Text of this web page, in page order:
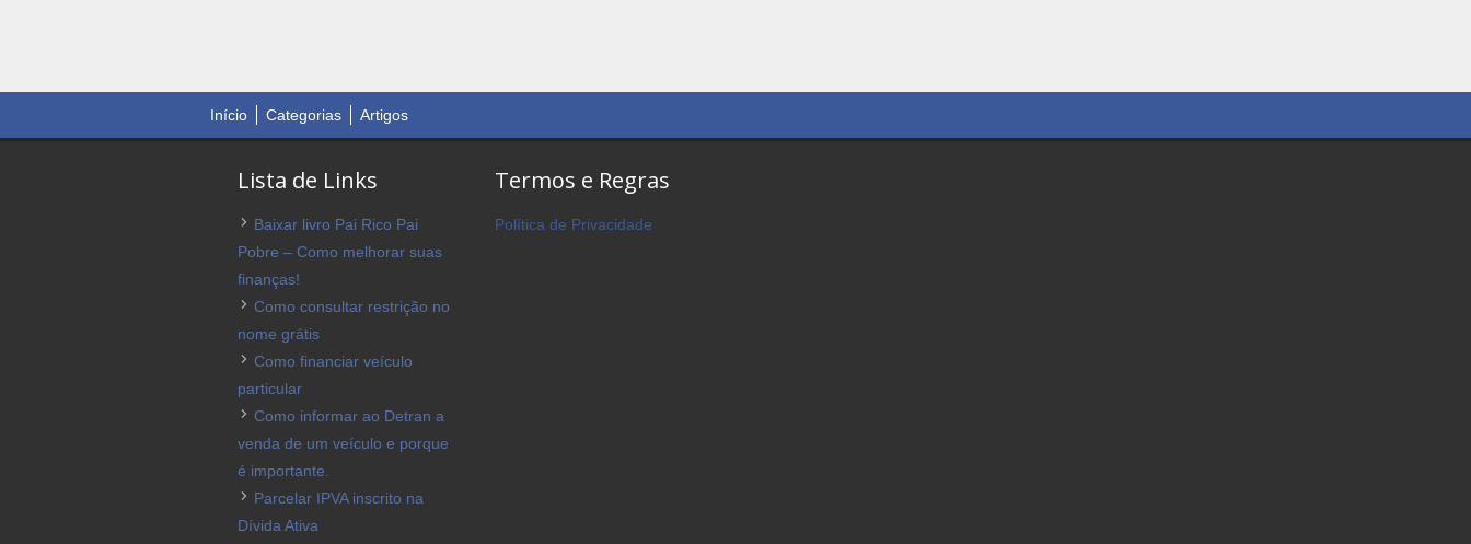
Início Categorias Artigos
Lista de Links
Baixar livro Pai Rico Pai
Pobre – Como melhorar suas
finanças!
Como consultar restrição no
nome grátis
Como financiar veículo
particular
Como informar ao Detran a
venda de um veículo e porque
é importante.
Parcelar IPVA inscrito na
Dívida Ativa
Termos e Regras
Política de Privacidade